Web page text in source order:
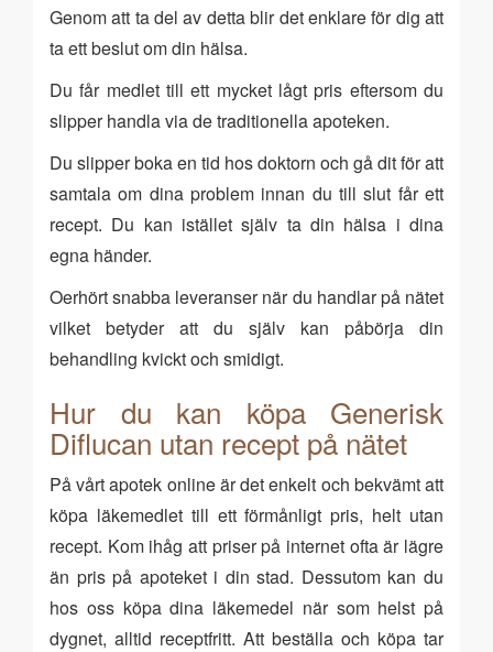
Genom att ta del av detta blir det enklare för dig att
ta ett beslut om din hälsa.
Du får medlet till ett mycket lågt pris eftersom du
slipper handla via de traditionella apoteken.
Du slipper boka en tid hos doktorn och gå dit för att
samtala om dina problem innan du till slut får ett
recept. Du kan istället själv ta din hälsa i dina
egna händer.
Oerhört snabba leveranser när du handlar på nätet
vilket betyder att du själv kan påbörja din
behandling kvickt och smidigt.
Hur du kan köpa Generisk
Diflucan utan recept på nätet
På vårt apotek online är det enkelt och bekvämt att
köpa läkemedlet till ett förmånligt pris, helt utan
recept. Kom ihåg att priser på internet ofta är lägre
än pris på apoteket i din stad. Dessutom kan du
hos oss köpa dina läkemedel när som helst på
dygnet, alltid receptfritt. Att beställa och köpa tar